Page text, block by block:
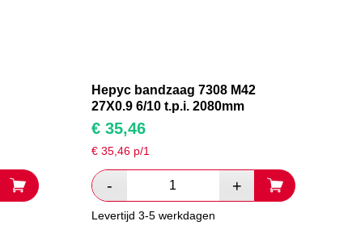
Hepyc bandzaag 7308 M42
27X0.9 6/10 t.p.i. 2080mm
€35,46
€ 35,46p/1
Levertijd 3-5 werkdagen